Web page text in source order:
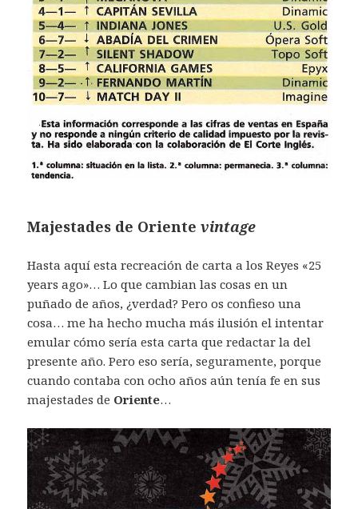
Majestades de Orientevintage
Hasta aquí esta recreación de carta a los Reyes «25
years ago»… Lo que cambian las cosas en un
puñado de años, ¿verdad? Pero os confieso una
cosa… me ha hecho mucha más ilusión el intentar
emular cómo sería esta carta que redactar la del
presente año. Pero eso sería, seguramente, porque
cuando contaba con ocho años aún tenía fe en sus
majestades de Oriente…